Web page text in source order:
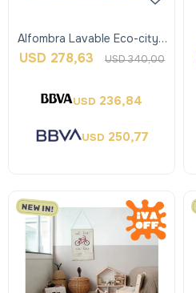
Alfombra Lavable Eco-city -
Lorena Canals
USD 278,63 USD340,00
USD 236,84
USD 250,77